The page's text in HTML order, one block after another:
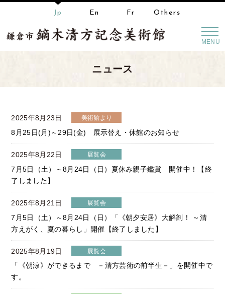
Jp En Fr Others
MENU
ニュース
2025年8月23日 美術館より
8月25日(月)～29日(金) 展示替え・休館のお知らせ
2025年8月22日 展覧会
7月5日（土）～8月24日（日）夏休み親子鑑賞 開催中！【終
了しました】
2025年8月21日 展覧会
7月5日（土）～8月24日（日）「《朝夕安居》大解剖！ ～清
方えがく、夏の暮らし」開催【終了しました】
2025年8月19日 展覧会
「《朝涼》ができるまで －清方芸術の前半生－」を開催中で
す。